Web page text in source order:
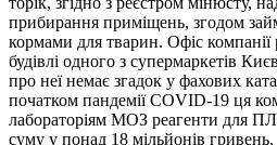
прибирання приміщень, згодом
кормами для тварин. Офіс компанії
будівлі одного з супермаркетів
про неї немає згадок у фахових
початком пандемії COVID-19 ця
лабораторіям МОЗ реагенти для
суму у понад 18 мільйонів гривень,